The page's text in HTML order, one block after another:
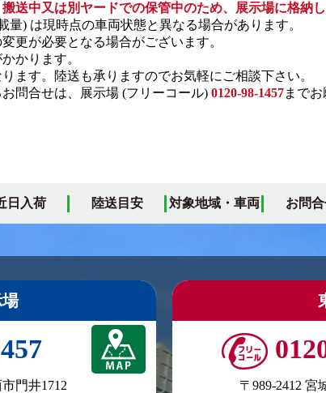
送中又は別ヤードでの保管中のため、展示場に格納
量) は現時点の車両状態と異なる場合があります。
更が必要となる場合がございます。
かります。
ます。陸送も承りますのでお気軽にご相談下さい。
問合せは、展示場 (フリーコール) 0120-98-1457までお
日入荷 陸送目安 対象地域・車両 お問
門井1712 〒989-2412 宮